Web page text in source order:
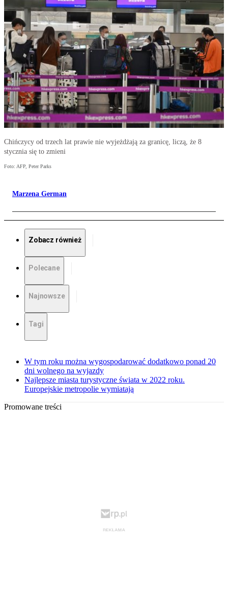
Chińczycy od trzech lat prawie nie wyjeżdżają za granicę, liczą, że 8
stycznia się to zmieni
Foto: AFP, Peter Parks
Marzena German
Zobacz również
Polecane
Najnowsze
Tagi
W tym roku można wygospodarować dodatkowo ponad 20
dni wolnego na wyjazdy
Najlepsze miasta turystyczne świata w 2022 roku.
Europejskie metropolie wymiatają
Promowane treści